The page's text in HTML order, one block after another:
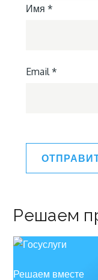
Имя *
Email *
Решаем
Решаем вместе